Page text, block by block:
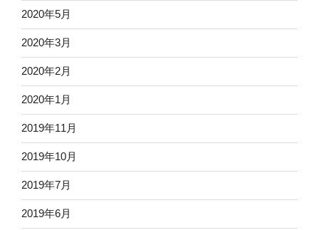
2020年5月
2020年3月
2020年2月
2020年1月
2019年11月
2019年10月
2019年7月
2019年6月